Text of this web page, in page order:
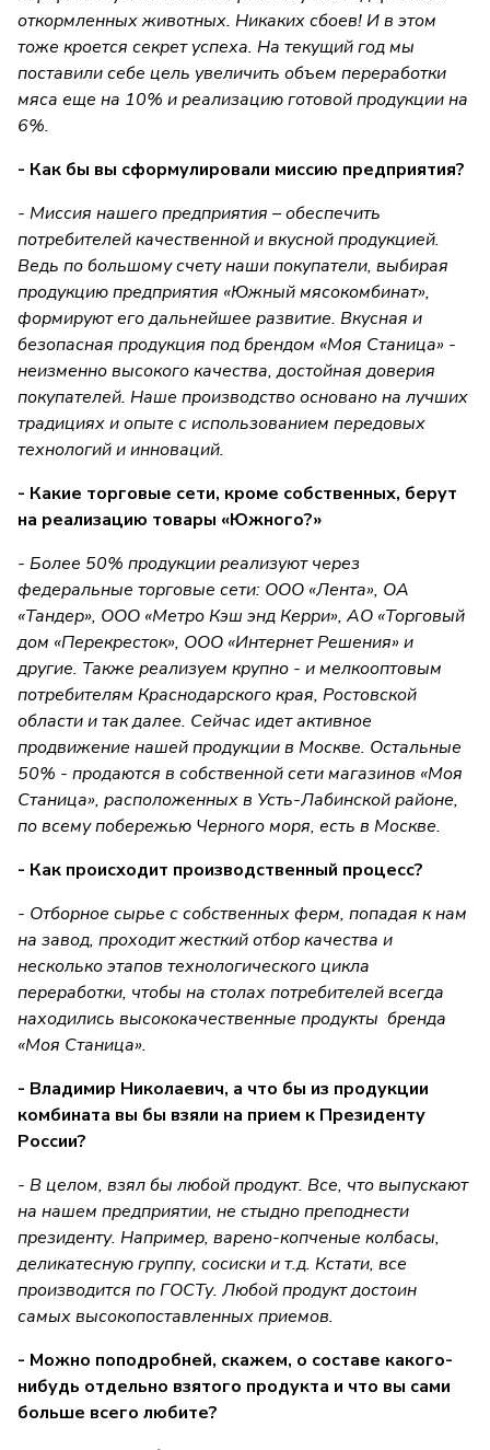
откормленных животных. Никаких сбоев! И в этом
тоже кроется секрет успеха. На текущий год мы
поставили себе цель увеличить объем переработки
мяса еще на 10% и реализацию готовой продукции на
6%.
- Как бы вы сформулировали миссию предприятия?
- Миссия нашего предприятия – обеспечить
потребителей качественной и вкусной продукцией.
Ведь по большому счету наши покупатели, выбирая
продукцию предприятия «Южный мясокомбинат»,
формируют его дальнейшее развитие. Вкусная и
безопасная продукция под брендом «Моя Станица» -
неизменно высокого качества, достойная доверия
покупателей. Наше производство основано на лучших
традициях и опыте с использованием передовых
технологий и инноваций.
- Какие торговые сети, кроме собственных, берут
на реализацию товары «Южного?»
- Более 50% продукции реализуют через
федеральные торговые сети: ООО «Лента», ОА
«Тандер», ООО «Метро Кэш энд Керри», АО «Торговый
дом «Перекресток», ООО «Интернет Решения» и
другие. Также реализуем крупно - и мелкооптовым
потребителям Краснодарского края, Ростовской
области и так далее. Сейчас идет активное
продвижение нашей продукции в Москве. Остальные
50% - продаются в собственной сети магазинов «Моя
Станица», расположенных в Усть-Лабинской районе,
по всему побережью Черного моря, есть в Москве.
- Как происходит производственный процесс?
- Отборное сырье с собственных ферм, попадая к нам
на завод, проходит жесткий отбор качества и
несколько этапов технологического цикла
переработки, чтобы на столах потребителей всегда
находились высококачественные продукты бренда
«Моя Станица».
- Владимир Николаевич, а что бы из продукции
комбината вы бы взяли на прием к Президенту
России?
- В целом, взял бы любой продукт. Все, что выпускают
на нашем предприятии, не стыдно преподнести
президенту. Например, варено-копченые колбасы,
деликатесную группу, сосиски и т.д. Кстати, все
производится по ГОСТу. Любой продукт достоин
самых высокопоставленных приемов.
- Можно поподробней, скажем, о составе какого-
нибудь отдельно взятого продукта и что вы сами
больше всего любите?